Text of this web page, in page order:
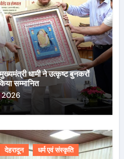
धामी ने उत्कृष्ट बुनकरों
सम्मानित
2026
देहरादून धर्म एवं संस्कृति